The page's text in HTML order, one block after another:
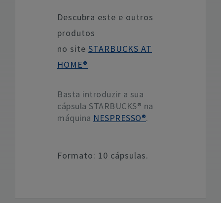
Descubra este e outros
produtos
no site STARBUCKS AT
HOME®
Basta introduzir a sua
cápsula STARBUCKS® na
máquina NESPRESSO®.
Formato: 10 cápsulas.